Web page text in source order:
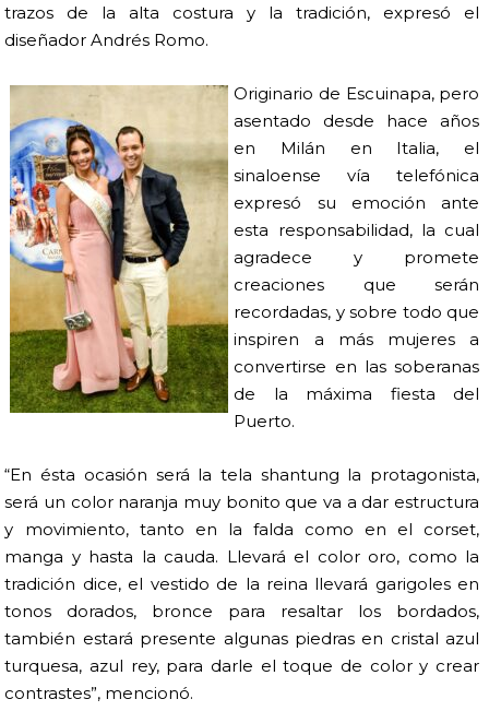
trazos de la alta costura y la tradición, expresó el
diseñador Andrés Romo.
Originario de Escuinapa, pero
asentado desde hace años
en Milán en Italia, el
sinaloense vía telefónica
expresó su emoción ante
esta responsabilidad, la cual
agradece y promete
creaciones que serán
recordadas, y sobre todo que
inspiren a más mujeres a
convertirse en las soberanas
de la máxima fiesta del
Puerto.
“En ésta ocasión será la tela shantung la protagonista,
será un color naranja muy bonito que va a dar estructura
y movimiento, tanto en la falda como en el corset,
manga y hasta la cauda. Llevará el color oro, como la
tradición dice, el vestido de la reina llevará garigoles en
tonos dorados, bronce para resaltar los bordados,
también estará presente algunas piedras en cristal azul
turquesa, azul rey, para darle el toque de color y crear
contrastes”, mencionó.